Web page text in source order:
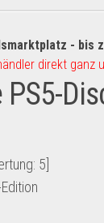
- bis
direkt ganz
PS5-
5